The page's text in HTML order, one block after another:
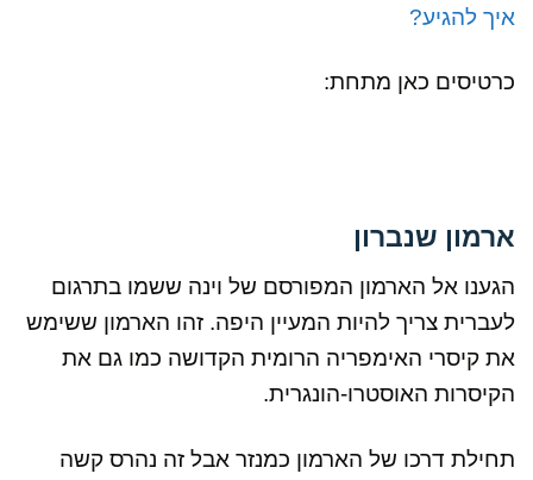
איך להגיע?
כרטיסים כאן מתחת:
ארמון שנברון
הגענו אל הארמון המפורסם של וינה ששמו בתרגום
לעברית צריך להיות המעיין היפה. זהו הארמון ששימש
את קיסרי האימפריה הרומית הקדושה כמו גם את
הקיסרות האוסטרו-הונגרית.
תחילת דרכו של הארמון כמנזר אבל זה נהרס קשה